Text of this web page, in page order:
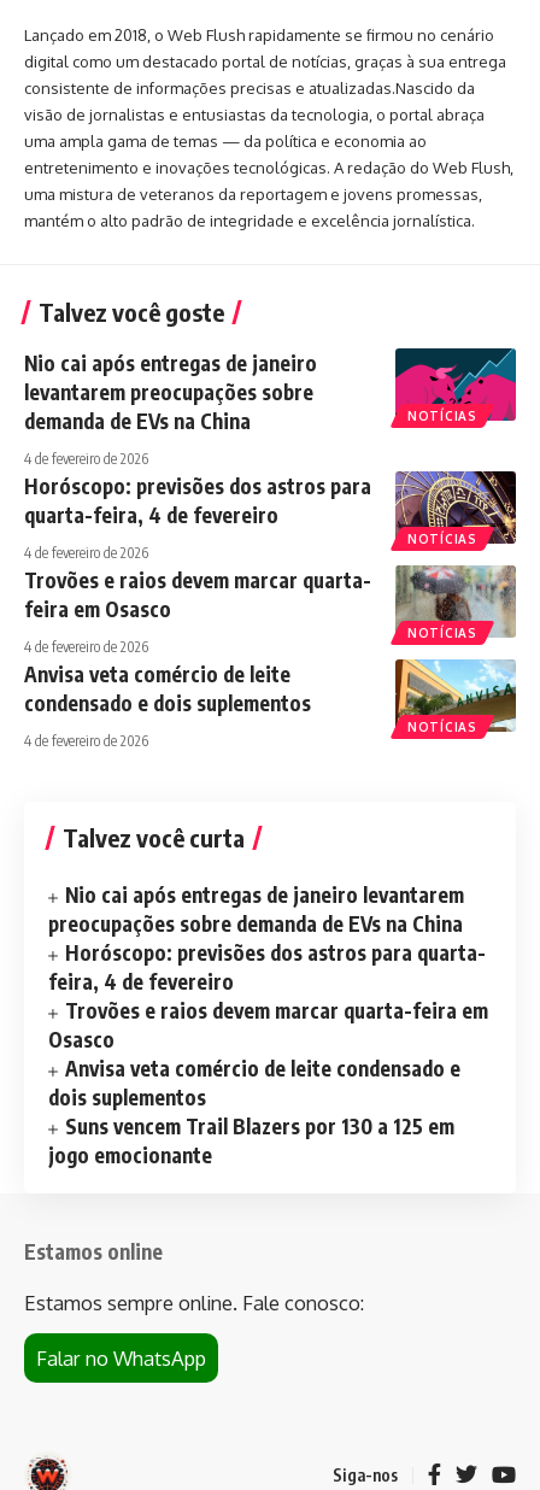
Lançado em 2018, o Web Flush rapidamente se firmou no cenário
digital como um destacado portal de notícias, graças à sua entrega
consistente de informações precisas e atualizadas.Nascido da
visão de jornalistas e entusiastas da tecnologia, o portal abraça
uma ampla gama de temas — da política e economia ao
entretenimento e inovações tecnológicas. A redação do Web Flush,
uma mistura de veteranos da reportagem e jovens promessas,
mantém o alto padrão de integridade e excelência jornalística.
Talvez você goste
NOTÍCIAS
Nio cai após entregas de janeiro
levantarem preocupações sobre
demanda de EVs na China
4 de fevereiro de 2026
NOTÍCIAS
Horóscopo: previsões dos astros para
quarta-feira, 4 de fevereiro
4 de fevereiro de 2026
NOTÍCIAS
Trovões e raios devem marcar quarta-
feira em Osasco
4 de fevereiro de 2026
NOTÍCIAS
Anvisa veta comércio de leite
condensado e dois suplementos
4 de fevereiro de 2026
Talvez você curta
Nio cai após entregas de janeiro levantarem
preocupações sobre demanda de EVs na China
Horóscopo: previsões dos astros para quarta-
feira, 4 de fevereiro
Trovões e raios devem marcar quarta-feira em
Osasco
Anvisa veta comércio de leite condensado e
dois suplementos
Suns vencem Trail Blazers por 130 a 125 em
jogo emocionante
Estamos online
Estamos sempre online. Fale conosco:
Falar no WhatsApp
Siga-nos